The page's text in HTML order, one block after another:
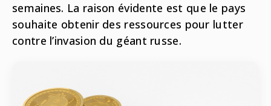
Française
Régions
Sciences
Théâtre
semaines. La raison évidente est que le pays
souhaite obtenir des ressources pour lutter
contre l’invasion du géant russe.